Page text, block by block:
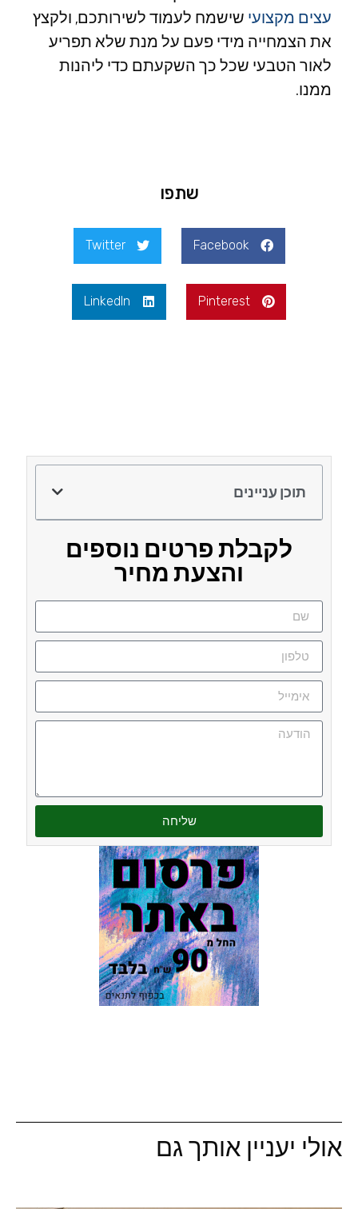
עצים מקצועי שישמח לעמוד לשירותכם, ולקצץ
את הצמחייה מידי פעם על מנת שלא תפריע
לאור הטבעי שכל כך השקעתם כדי ליהנות
ממנו.
שתפו
Facebook
Twitter
Pinterest
LinkedIn
תוכן עניינים
לקבלת פרטים נוספים
והצעת מחיר
שליחה
אולי יעניין אותך גם